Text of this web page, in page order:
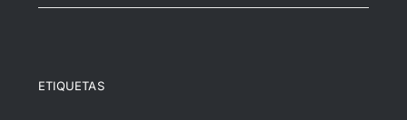
ETIQUETAS